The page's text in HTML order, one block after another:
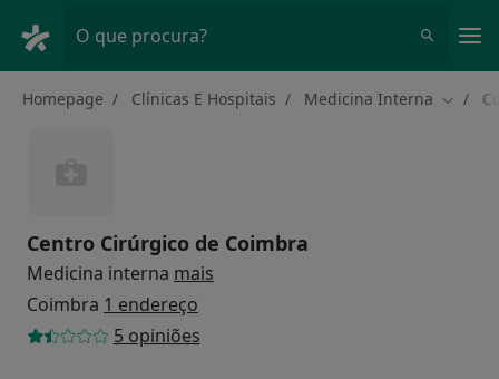
O que procura?
Homepage Clínicas E Hospitais Medicina Interna Mudar
Centro Cirúrgico de Coimbra
Medicina interna mais
Coimbra 1 endereço
5 opiniões